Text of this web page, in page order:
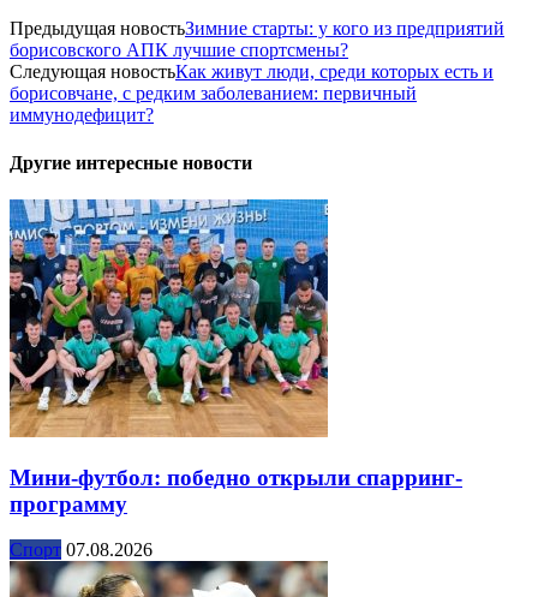
Предыдущая новостьЗимние старты: у кого из предприятий
борисовского АПК лучшие спортсмены?
Следующая новостьКак живут люди, среди которых есть и
борисовчане, с редким заболеванием: первичный
иммунодефицит?
Другие интересные новости
Мини-футбол: победно открыли спарринг-
программу
Спорт 07.08.2026